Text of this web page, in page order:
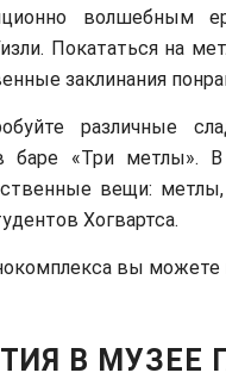
волшебным
Покататься на
заклинания
различные
баре «Три метлы». В
вещи:
Хогвартса.
вы можете
В МУЗЕЕ